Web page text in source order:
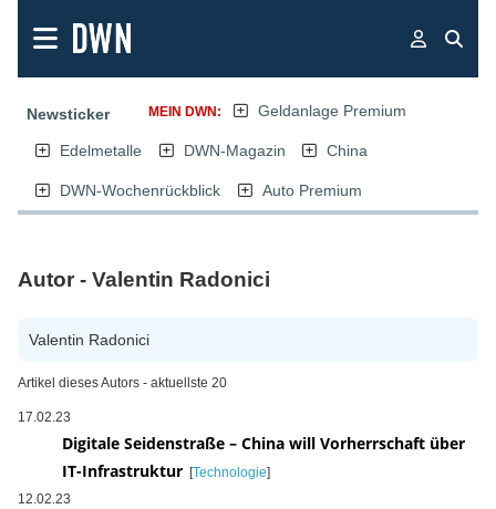
Newsticker MEIN DWN: Geldanlage Premium
Edelmetalle DWN-Magazin China
DWN-Wochenrückblick Auto Premium
Autor - Valentin Radonici
Valentin Radonici
Artikel dieses Autors - aktuellste 20
17.02.23
Digitale Seidenstraße – China will Vorherrschaft über
IT-Infrastruktur[Technologie]
12.02.23